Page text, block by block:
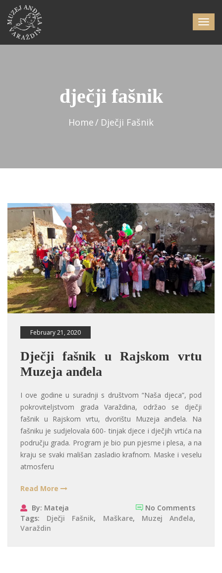
dječji fašnik
Home Dječji Fašnik
February 21, 2020
Dječji fašnik u Rajskom vrtu
Muzeja anđela
I ove godine u suradnji s društvom “Naša djeca”, pod
pokroviteljstvom grada Varaždina, održao se dječji
fašnik u Rajskom vrtu, dvorištu Muzeja anđela. Na
fašniku je sudjelovala 600- tinjak djece i dječjih vrtića na
području grada. Program je bio pun pjesme i plesa, a na
kraju se svaki mališan zasladio krafnom. Maske i veselu
atmosferu
Read More
By: Mateja
No Comments
Tags: Dječji Fašnik, Maškare, Muzej Anđela,
Varaždin